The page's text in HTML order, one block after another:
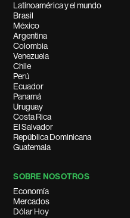
Latinoamérica y el mundo
Brasil
México
Argentina
Colombia
Venezuela
Chile
Perú
Ecuador
Panamá
Uruguay
Costa Rica
El Salvador
República Dominicana
Guatemala
SOBRE NOSOTROS
Economía
Mercados
Dólar Hoy